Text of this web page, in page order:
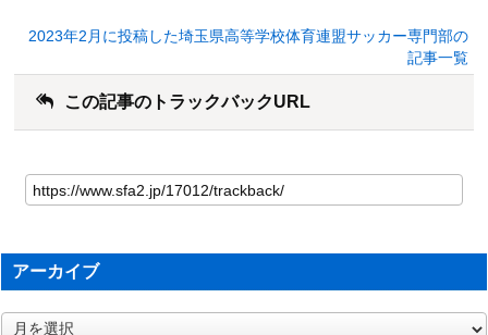
2023年2月に投稿した埼玉県高等学校体育連盟サッカー専門部の
記事一覧
この記事のトラックバックURL
アーカイブ
ア